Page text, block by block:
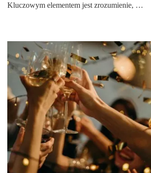
Kluczowym elementem jest zrozumienie, …